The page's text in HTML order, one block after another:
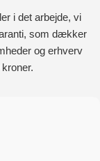
i det arbejde, vi
som dækker
og erhverv